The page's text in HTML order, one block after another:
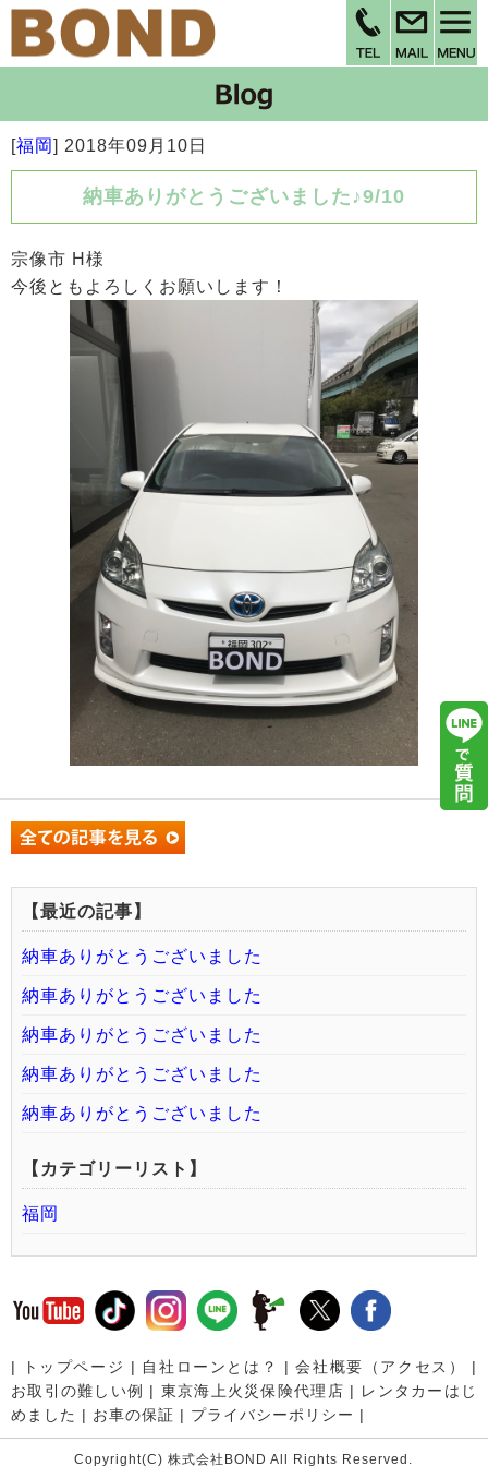
[福岡] 2018年09月10日
納車ありがとうございました♪9/10
宗像市 H様
今後ともよろしくお願いします！
【最近の記事】
納車ありがとうございました
納車ありがとうございました
納車ありがとうございました
納車ありがとうございました
納車ありがとうございました
【カテゴリーリスト】
福岡
| トップページ | 自社ローンとは？ |会社概要（アクセス）
|
お取引の難しい例
| 東京海上火災保険代理店 | レンタカーはじ
めました | お車の保証 | プライバシーポリシー |
Copyright(C) 株式会社BOND All Rights Reserved.